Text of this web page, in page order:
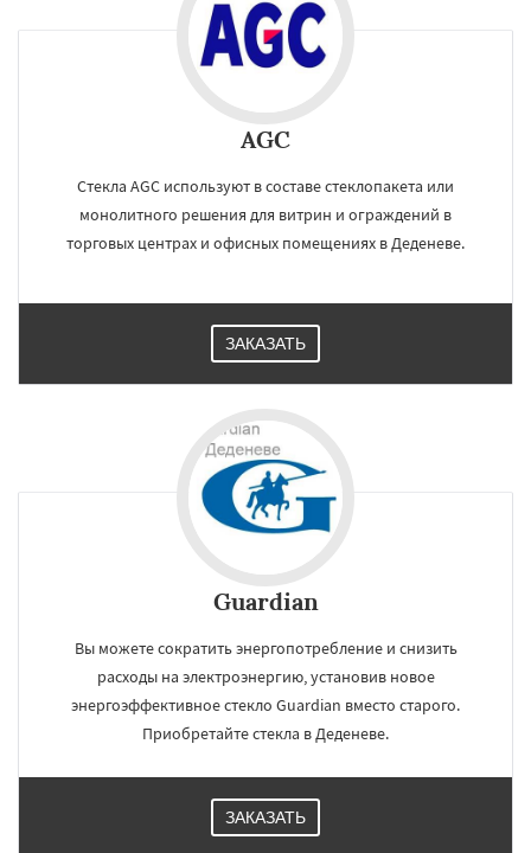
AGC
Стекла AGC используют в составе стеклопакета или
монолитного решения для витрин и ограждений в
торговых центрах и офисных помещениях в Деденеве.
ЗАКАЗАТЬ
Guardian
Вы можете сократить энергопотребление и снизить
расходы на электроэнергию, установив новое
энергоэффективное стекло Guardian вместо старого.
Приобретайте стекла в Деденеве.
ЗАКАЗАТЬ